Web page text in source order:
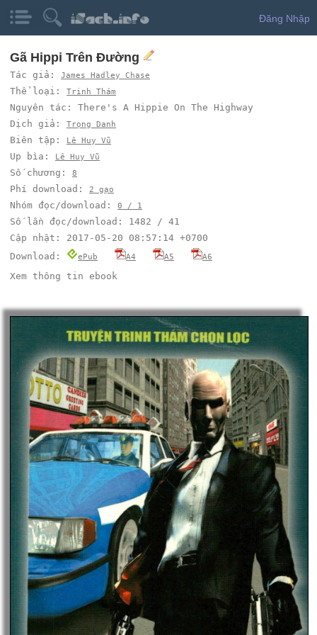
Đăng Nhập
Gã Hippi Trên Đường
Tác giả: James Hadley Chase
Thể loại: Trinh Thám
Nguyên tác: There's A Hippie On The Highway
Dịch giả: Trọng Danh
Biên tập: Lê Huy Vũ
Up bìa: Lê Huy Vũ
Số chương: 8
Phí download: 2 gạo
Nhóm đọc/download: 0 / 1
Số lần đọc/download: 1482 / 41
Cập nhật: 2017-05-20 08:57:14 +0700
Download:
ePub A4 A5 A6
Xem thông tin ebook